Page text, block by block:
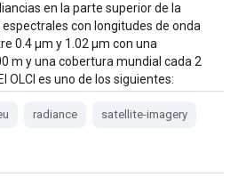
en la parte superior de la
con longitudes de onda
0.4 µm y 1.02 µm con una
m y una cobertura mundial cada 2
OLCI es uno de los siguientes:
radiance satellite-imagery